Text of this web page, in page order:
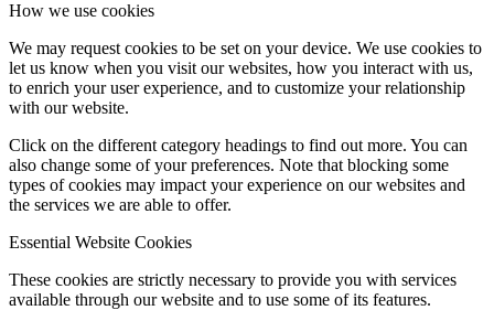
How we use cookies
We may request cookies to be set on your device. We use cookies to
let us know when you visit our websites, how you interact with us,
to enrich your user experience, and to customize your relationship
with our website.
Click on the different category headings to find out more. You can
also change some of your preferences. Note that blocking some
types of cookies may impact your experience on our websites and
the services we are able to offer.
Essential Website Cookies
These cookies are strictly necessary to provide you with services
available through our website and to use some of its features.